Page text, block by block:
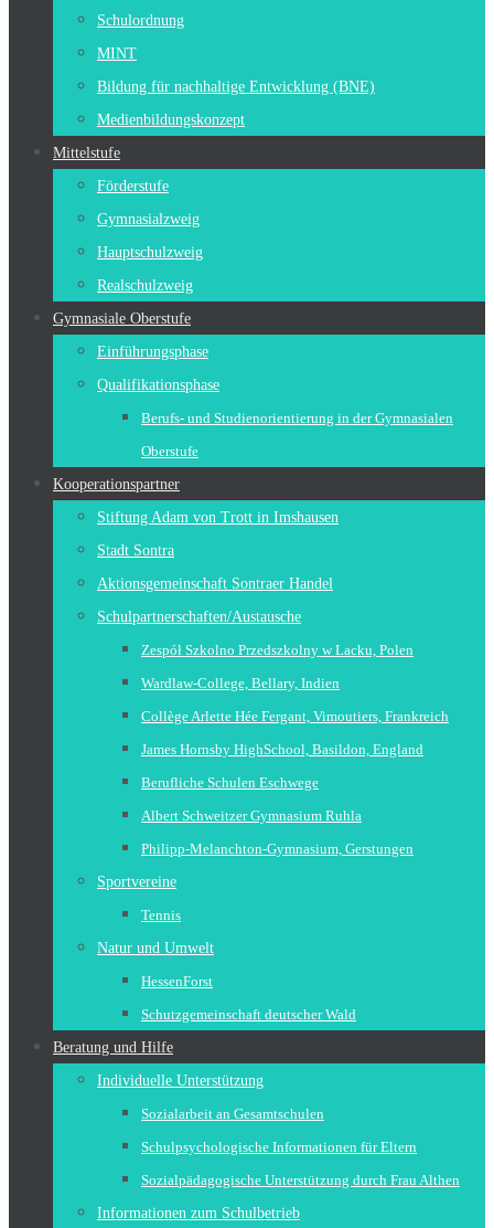
Schulordnung
MINT
Bildung für nachhaltige Entwicklung (BNE)
Medienbildungskonzept
Mittelstufe
Förderstufe
Gymnasialzweig
Hauptschulzweig
Realschulzweig
Gymnasiale Oberstufe
Einführungsphase
Qualifikationsphase
Berufs- und Studienorientierung in der Gymnasialen
Oberstufe
Kooperationspartner
Stiftung Adam von Trott in Imshausen
Stadt Sontra
Aktionsgemeinschaft Sontraer Handel
Schulpartnerschaften/Austausche
Zespół Szkolno Przedszkolny w Lacku, Polen
Wardlaw-College, Bellary, Indien
Collège Arlette Hée Fergant, Vimoutiers, Frankreich
James Hornsby HighSchool, Basildon, England
Berufliche Schulen Eschwege
Albert Schweitzer Gymnasium Ruhla
Philipp-Melanchton-Gymnasium, Gerstungen
Sportvereine
Tennis
Natur und Umwelt
HessenForst
Schutzgemeinschaft deutscher Wald
Beratung und Hilfe
Individuelle Unterstützung
Sozialarbeit an Gesamtschulen
Schulpsychologische Informationen für Eltern
Sozialpädagogische Unterstützung durch Frau Althen
Informationen zum Schulbetrieb